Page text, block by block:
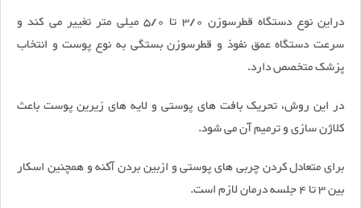
دراین نوع دستگاه قطرسوزن 3/0 تا 5/0 میلی متر تغییر می کند و
سرعت دستگاه عمق نفوذ و قطرسوزن بستگی به نوع پوست و انتخاب
پزشک متخصص دارد.
در این روش، تحریک بافت های پوستی و لایه های زیرین پوست باعث
کلاژن سازی و ترمیم آن می شود.
برای متعادل کردن چربی های پوستی و ازبین بردن آکنه و همچنین اسکار
بین 3 تا 4 جلسه درمان لازم است.